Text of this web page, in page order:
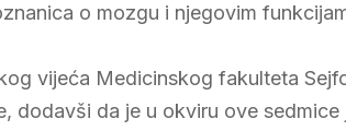
o mozgu i njegovim
vijeća Medicinskog fakulteta
dodavši da je u okviru ove